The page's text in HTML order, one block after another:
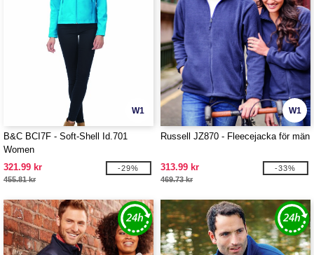
W1
B&C BCI7F - Soft-Shell Id.701
Women
321.99 kr
455.81 kr
-29%
W1
Russell JZ870 - Fleecejacka för män
313.99 kr
469.73 kr
-33%